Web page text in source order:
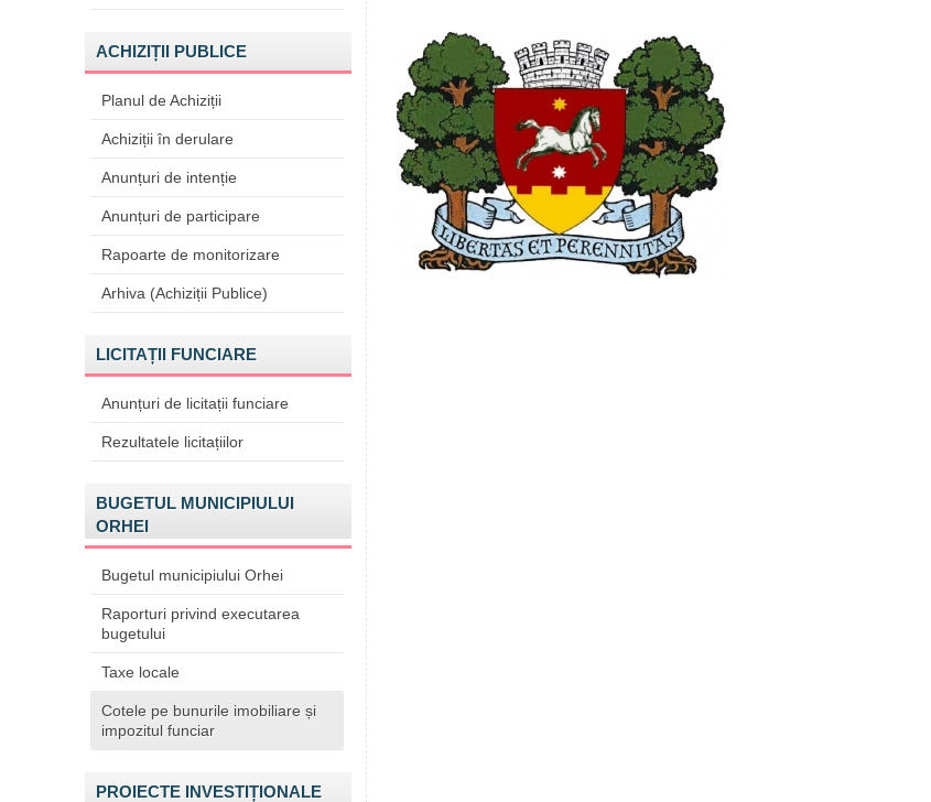
ACHIZIȚII PUBLICE
Planul de Achiziții
Achiziții în derulare
Anunțuri de intenție
Anunțuri de participare
Rapoarte de monitorizare
Arhiva (Achiziții Publice)
LICITAȚII FUNCIARE
Anunțuri de licitații funciare
Rezultatele licitațiilor
BUGETUL MUNICIPIULUI
ORHEI
Bugetul municipiului Orhei
Raporturi privind executarea
bugetului
Taxe locale
Cotele pe bunurile imobiliare și
impozitul funciar
PROIECTE INVESTIȚIONALE